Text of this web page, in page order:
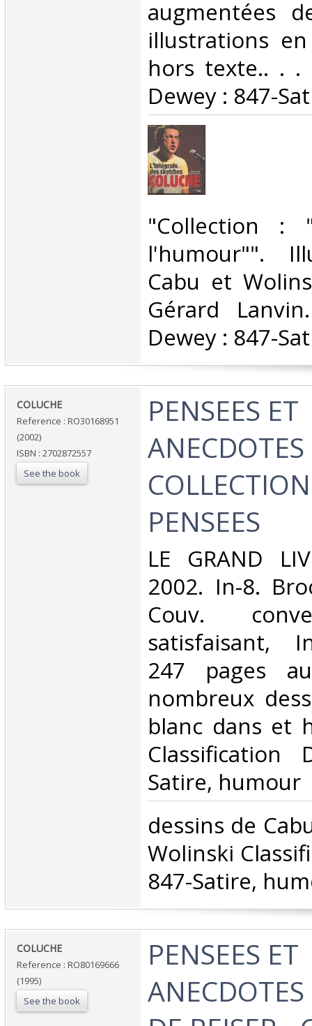
augmentées
illustrations
hors texte.. . .
Dewey : 847-
‎"Collection :
l'humour"".
Cabu et
Gérard
Dewey : 847-
‎COLUCHE‎
Reference : RO30168951
(2002)
ISBN : 2702872557
See the book
‎PENSEES ET
ANECDOTES
PENSEES‎
‎LE GRAND
2002. In-8.
Couv.
satisfaisant,
247 pages
nombreux
blanc dans et
Classification
Satire, humour‎
‎dessins de
Wolinski
847-Satire,
‎COLUCHE‎
Reference : RO80169666
(1995)
See the book
‎PENSEES ET